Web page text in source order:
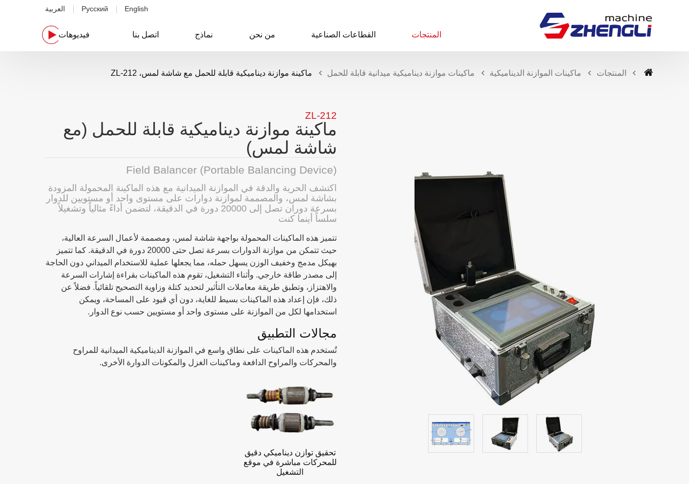
English
Русский العربية
المنتجات القطاعات الصناعية من نحن نماذج اتصل بنا فيديوهات
المنتجات ماكينات الموازنة الديناميكية ماكينات موازنة ديناميكية ميدانية قابلة للحمل ماكينة موازنة ديناميكية قابلة للحمل مع شاشة لمس، ZL-212
ZL-212
ماكينة موازنة ديناميكية قابلة للحمل (مع
شاشة لمس)
Field Balancer (Portable Balancing Device)
اكتشف الحرية والدقة في الموازنة الميدانية مع هذه الماكينة المحمولة المزودة
بشاشة لمس، والمصممة لموازنة دوارات على مستوى واحد أو مستويين للدوار
بسرعة دوران تصل إلى 20000 دورة في الدقيقة، لتضمن أداءً مثالياً وتشغيلاً
سلساً أينما كنت
تتميز هذه الماكينات المحمولة بواجهة شاشة لمس، ومصممة لأعمال السرعة العالية،
حيث تتمكن من موازنة الدوارات بسرعة تصل حتى 20000 دورة في الدقيقة. كما تتميز
بهيكل مدمج وخفيف الوزن يسهل حمله، مما يجعلها عملية للاستخدام الميداني دون الحاجة
إلى مصدر طاقة خارجي. وأثناء التشغيل، تقوم هذه الماكينات بقراءة إشارات السرعة
والاهتزاز، وتطبق طريقة معاملات التأثير لتحديد كتلة وزاوية التصحيح تلقائياً. فضلاً عن
ذلك، فإن إعداد هذه الماكينات بسيط للغاية، دون أي قيود على المساحة، ويمكن
استخدامها لكل من الموازنة على مستوى واحد أو مستويين حسب نوع الدوار.
مجالات التطبيق
تُستخدم هذه الماكينات على نطاق واسع في الموازنة الديناميكية الميدانية للمراوح
والمحركات والمراوح الدافعة وماكينات الغزل والمكونات الدوارة الأخرى.
تحقيق توازن ديناميكي دقيق
للمحركات مباشرة في موقع
التشغيل